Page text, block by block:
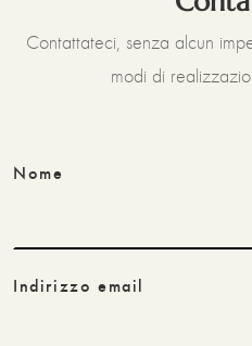
Contattateci, senza alcun
modi di
Nome
Indirizzo email